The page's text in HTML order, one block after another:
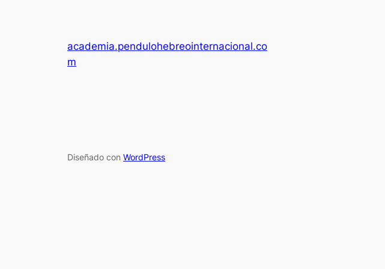
academia.pendulohebreointernacional.co
m
Diseñado con WordPress